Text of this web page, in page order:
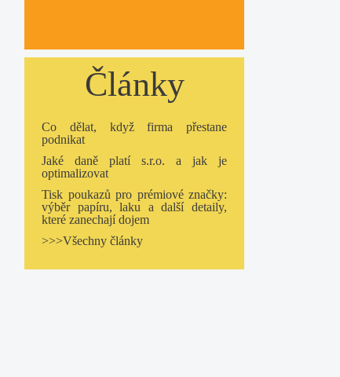
Články
Co dělat, když firma přestane
podnikat
Jaké daně platí s.r.o. a jak je
optimalizovat
Tisk poukazů pro prémiové značky:
výběr papíru, laku a další detaily,
které zanechají dojem
>>>Všechny články